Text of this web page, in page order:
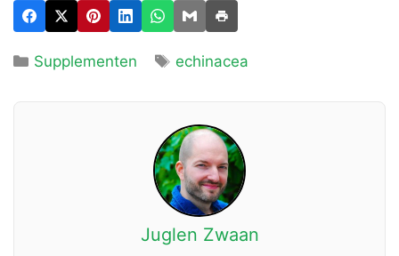
Categorieën
Supplementen Tags
echinacea
Juglen Zwaan